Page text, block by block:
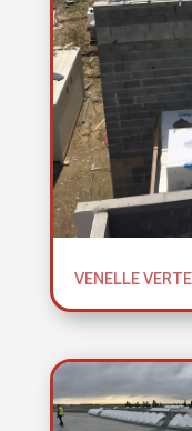
VENELLE